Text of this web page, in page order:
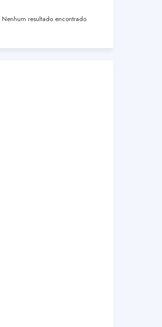
Nenhum resultado encontrado